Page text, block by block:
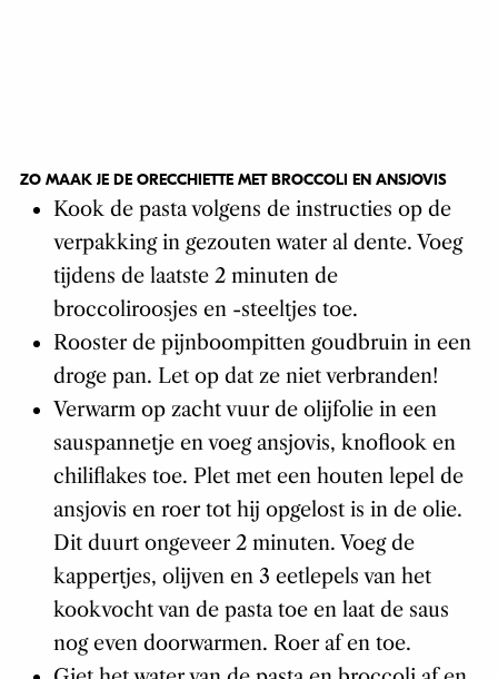
ZO MAAK JE DE ORECCHIETTE MET BROCCOLI EN ANSJOVIS
Kook de pasta volgens de instructies op de
verpakking in gezouten water al dente. Voeg
tijdens de laatste 2 minuten de
broccoliroosjes en -steeltjes toe.
Rooster de pijnboompitten goudbruin in een
droge pan. Let op dat ze niet verbranden!
Verwarm op zacht vuur de olijfolie in een
sauspannetje en voeg ansjovis, knoflook en
chiliflakes toe. Plet met een houten lepel de
ansjovis en roer tot hij opgelost is in de olie.
Dit duurt ongeveer 2 minuten. Voeg de
kappertjes, olijven en 3 eetlepels van het
kookvocht van de pasta toe en laat de saus
nog even doorwarmen. Roer af en toe.